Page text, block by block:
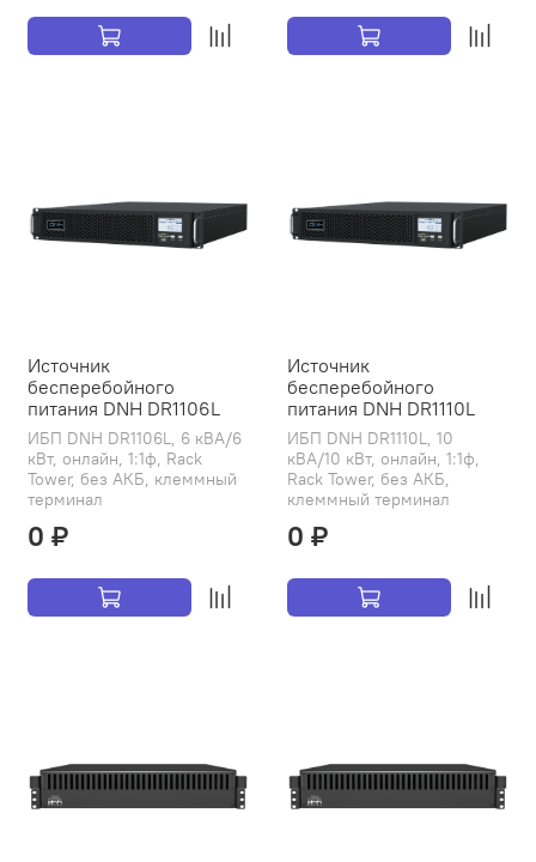
Источник
бесперебойного
питания DNH DR1106L
ИБП DNH DR1106L, 6 кВА/6
кВт, онлайн, 1:1ф, Rack
Tower, без АКБ, клеммный
терминал
0 ₽
Источник
бесперебойного
питания DNH DR1110L
ИБП DNH DR1110L, 10
кВА/10 кВт, онлайн, 1:1ф,
Rack Tower, без АКБ,
клеммный терминал
0 ₽